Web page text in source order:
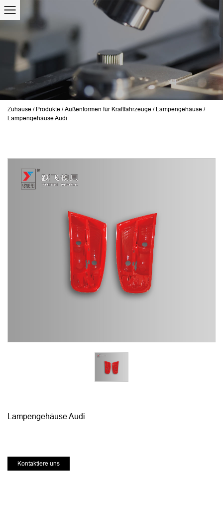
Zuhause / Produkte /Außenformen für Kraftfahrzeuge / Lampengehäuse /
Lampengehäuse Audi
Lampengehäuse Audi
Kontaktiere uns